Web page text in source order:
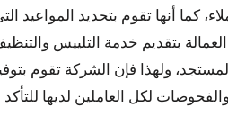
كما أنها تقوم بتحديد المواعيد
بتقديم خدمة التلييس
ولهذا فإن الشركة تقوم
لكل العاملين لديها